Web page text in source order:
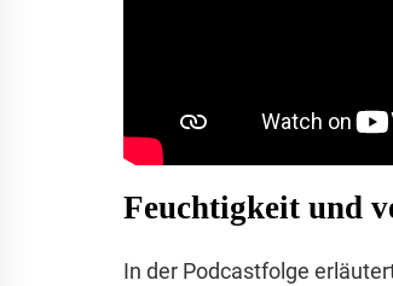
Feuchtigkeit und
In der Podcastfolge